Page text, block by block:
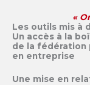
«
Les outils mis à
Un accès à la
de la fédération
en entreprise
Une mise en